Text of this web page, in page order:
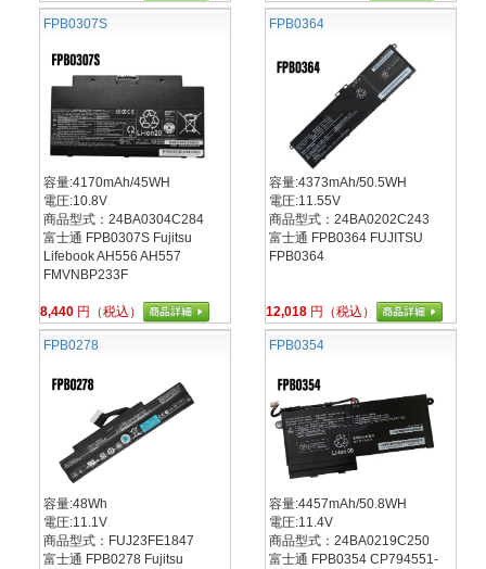
FPB0307S
容量:4170mAh/45WH
電圧:10.8V
商品型式：24BA0304C284
富士通 FPB0307S Fujitsu
Lifebook AH556 AH557
FMVNBP233F
8,440 円（税込）
FPB0364
容量:4373mAh/50.5WH
電圧:11.55V
商品型式：24BA0202C243
富士通 FPB0364 FUJITSU
FPB0364
12,018 円（税込）
FPB0278
容量:48Wh
電圧:11.1V
商品型式：FUJ23FE1847
富士通 FPB0278 Fujitsu
FPB0354
容量:4457mAh/50.8WH
電圧:11.4V
商品型式：24BA0219C250
富士通 FPB0354 CP794551-